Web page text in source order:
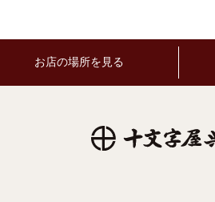
お店の場所を見る